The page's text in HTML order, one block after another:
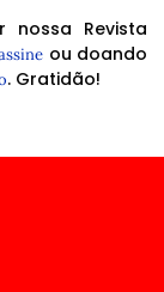
nossa Revista
ou doando
. Gratidão!